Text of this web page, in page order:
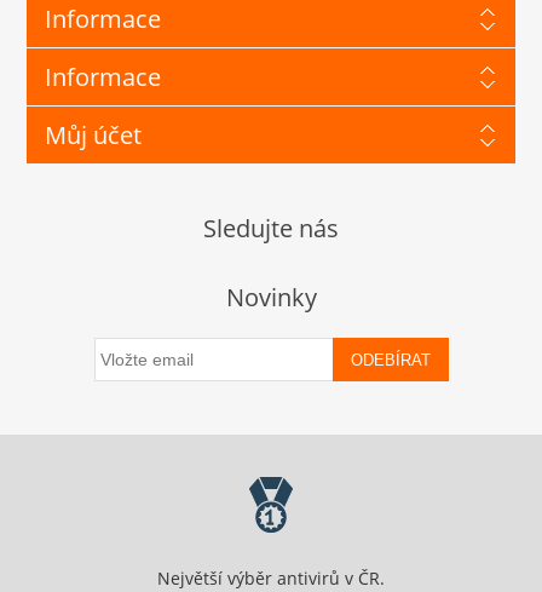
Informace
Informace
Můj účet
Sledujte nás
Novinky
ODEBÍRAT
Největší výběr antivirů v ČR.